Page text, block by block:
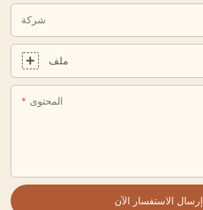
شركة
ملف
المحتوى
إرسال الاستفسار الآن